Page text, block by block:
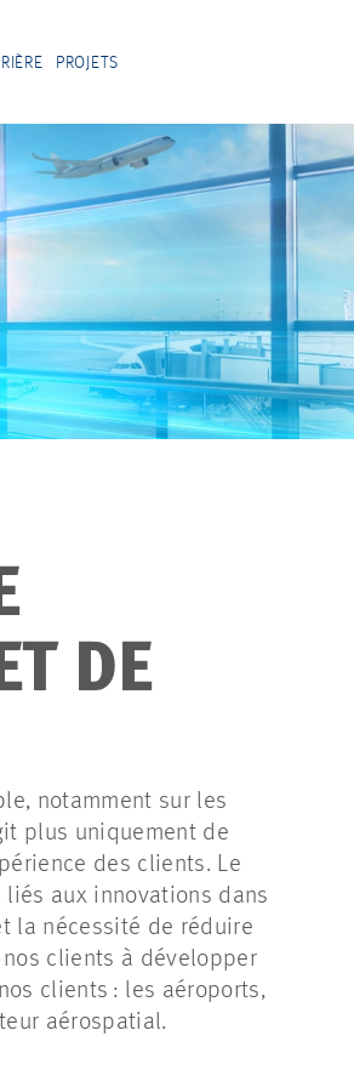
PROJETS
DE
notamment sur les
plus uniquement de
des clients. Le
aux innovations dans
la nécessité de réduire
clients à développer
clients : les aéroports,
aérospatial.